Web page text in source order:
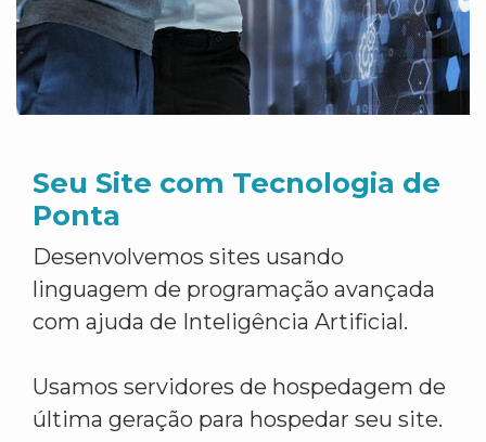
Seu Site com Tecnologia de
Ponta
Desenvolvemos sites usando
linguagem de programação avançada
com ajuda de Inteligência Artificial.
Usamos servidores de hospedagem de
última geração para hospedar seu site.